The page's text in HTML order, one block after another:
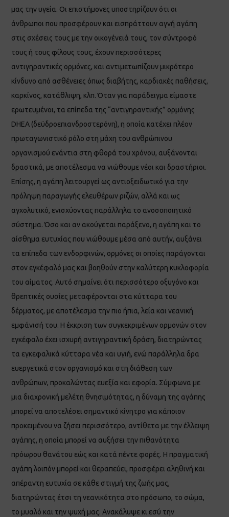
μας την υγεία. Οι επιστήμονες υποστηρίζουν ότι οι
άνθρωποι που προσφέρουν και εισπράττουν αγνή αγάπη
στις σχέσεις τους με την οικογένειά τους, τον σύντροφό
τους ή τους φίλους τους, έχουν περισσότερες
αντιγηραντικές ορμόνες, και αντιμετωπίζουν μικρότερο
κίνδυνο από ασθένειες όπως διαβήτης, καρδιακές παθήσεις,
καρκίνος, κατάθλιψη, κλπ. Όταν για παράδειγμα είμαστε
ερωτευμένοι, τα επίπεδα της “αντιγηραντικής” ορμόνης
DHEA (δεϋδροεπιανδροστερόνη), η οποία κατέχει πλέον
πρωταγωνιστικό ρόλο στη μάχη του ανθρώπινου
οργανισμού ενάντια στη φθορά του χρόνου, αυξάνονται
δραστικά, με αποτέλεσμα να νιώθουμε νέοι και δραστήριοι.
Επίσης, η αγάπη λειτουργεί ως αντιοξειδωτικό για την
πρόληψη παραγωγής ελευθέρων ριζών, αλλά και ως
αγχολυτικό, ενισχύοντας παράλληλα το ανοσοποιητικό
σύστημα. Όσο και αν ακούγεται παράξενο, η αγάπη και το
αίσθημα ευτυχίας που νιώθουμε μέσα από αυτήν, αυξάνει
τα επίπεδα των ενδορφινών, ορμόνες οι οποίες παράγονται
στον εγκέφαλό μας και βοηθούν στην καλύτερη κυκλοφορία
του αίματος. Αυτό σημαίνει ότι περισσότερο οξυγόνο και
θρεπτικές ουσίες μεταφέρονται στα κύτταρα του
δέρματος, με αποτέλεσμα την πιο ήπια, λεία και νεανική
εμφάνισή του. Η έκκριση των συγκεκριμένων ορμονών στον
εγκέφαλο έχει ισχυρή αντιγηραντική δράση, διατηρώντας
τα εγκεφαλικά κύτταρα νέα και υγιή, ενώ παράλληλα δρα
ευεργετικά στον οργανισμό και στη διάθεση των
ανθρώπων, προκαλώντας ευεξία και εφορία. Σύμφωνα με
μια διαχρονική μελέτη θνησιμότητας, η δύναμη της αγάπης
μπορεί να αποτελέσει σημαντικό κίνητρο για κάποιον
προκειμένου να ζήσει περισσότερο, αντίθετα με την έλλειψη
αγάπης, η οποία μπορεί να αυξήσει την πιθανότητα
πρόωρου θανάτου εώς και κατά πέντε φορές. Η πραγματική
αγάπη λοιπόν μπορεί και θεραπεύει, προσφέρει αληθινή και
απέραντη ευτυχία σε κάθε στιγμή της ζωής μας,
διατηρώντας έτσι τη νεανικότητα στο πρόσωπο, το σώμα,
το μυαλό και την ψυχή μας. Ανακάλυψε κι εσύ την